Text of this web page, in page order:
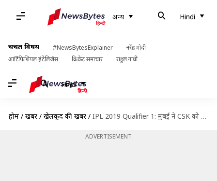
अन्य Hindi
चर्चित विषय #NewsBytesExplainer
नरेंद्र मोदी
आर्टिफिशियल इंटेलिजेंस
क्रिकेट समाचार राहुल गांधी
Hindi
होम / खबरें / खेलकूद की खबरें / IPL 2019 Qualifier 1: मुंबई ने CSK को आसानी से हराया, फाइनल में किया प्रवेश
ADVERTISEMENT